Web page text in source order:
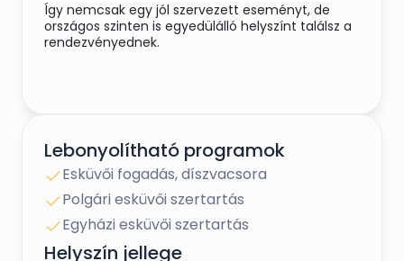
Így nemcsak egy jól szervezett eseményt, de
országos szinten is egyedülálló helyszínt találsz a
rendezvényednek.
Ez az a catering, melyből szívesen kérnek még. A
vendégeid ugyanazt a színvonalat kapják, mint az
éttermünkben betérő vendégeink. Filozófiánkhoz
hűen az alapanyagainkat helyi termelőktől
szerezzük be, frissen, mely egyedi ízvilágunkat
garantálja.
Lebonyolítható programok
Esküvői fogadás, díszvacsora
Polgári esküvői szertartás
Egyházi esküvői szertartás
Helyszín jellege